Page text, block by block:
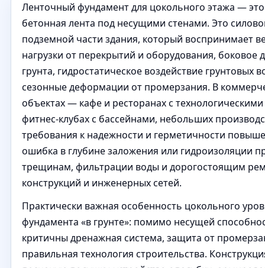
Ленточный фундамент для цокольного этажа —
бетонная лента под несущими стенами. Это
подземной части здания, который воспринимает
нагрузки от перекрытий и оборудования, боковое
грунта, гидростатическое воздействие грунтовых
сезонные деформации от промерзания. В
объектах — кафе и ресторанах с
фитнес-клубах с бассейнами, небольших
требования к надежности и герметичности
ошибка в глубине заложения или гидроизоляции
трещинам, фильтрации воды и дорогостоящим
конструкций и инженерных сетей.
Практически важная особенность цокольного
фундамента «в грунте»: помимо несущей
критичны дренажная система, защита от
правильная технология строительства.